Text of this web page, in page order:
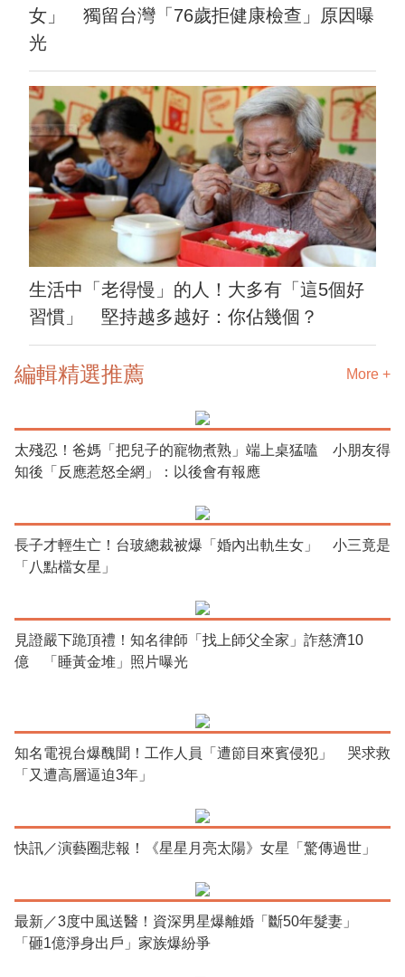
女」 獨留台灣「76歲拒健康檢查」原因曝
光
生活中「老得慢」的人！大多有「這5個好
習慣」 堅持越多越好：你佔幾個？
編輯精選推薦 More +
太殘忍！爸媽「把兒子的寵物煮熟」端上桌猛嗑 小朋友得
知後「反應惹怒全網」：以後會有報應
長子才輕生亡！台玻總裁被爆「婚內出軌生女」 小三竟是
「八點檔女星」
見證嚴下跪頂禮！知名律師「找上師父全家」詐慈濟10
億 「睡黃金堆」照片曝光
知名電視台爆醜聞！工作人員「遭節目來賓侵犯」 哭求救
「又遭高層逼迫3年」
快訊／演藝圈悲報！《星星月亮太陽》女星「驚傳過世」
最新／3度中風送醫！資深男星爆離婚「斷50年髮妻」
「砸1億淨身出戶」家族爆紛爭